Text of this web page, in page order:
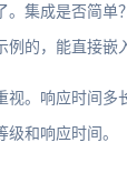
。集成是否简单
例的，能直接嵌
视。响应时间多
和响应时间。